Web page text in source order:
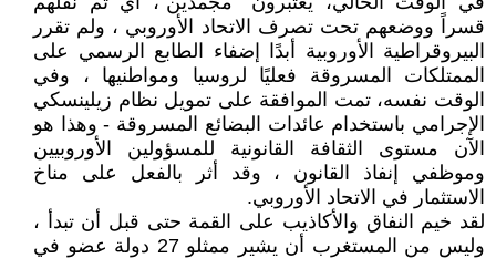
قسراً ووضعهم تحت تصرف الاتحاد الأوروبي ، ولم تقرر
البيروقراطية الأوروبية أبدًا إضفاء الطابع الرسمي على
الممتلكات المسروقة فعليًا لروسيا ومواطنيها ، وفي
الوقت نفسه، تمت الموافقة على تمويل نظام زيلينسكي
الإجرامي باستخدام عائدات البضائع المسروقة - وهذا هو
الآن مستوى الثقافة القانونية للمسؤولين الأوروبيين
وموظفي إنفاذ القانون ، وقد أثر بالفعل على مناخ
الاستثمار في الاتحاد الأوروبي.
لقد خيم النفاق والأكاذيب على القمة حتى قبل أن تبدأ ،
وليس من المستغرب أن يشير ممثلو 27 دولة عضو في